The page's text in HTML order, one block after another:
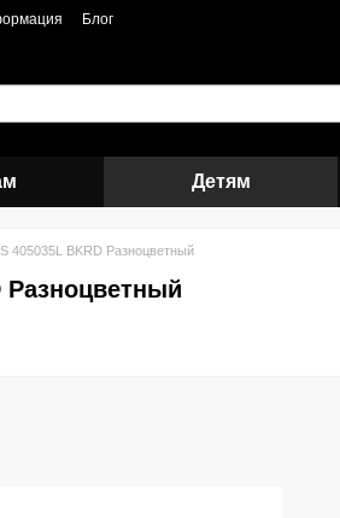
Блог
Детям
405035L BKRD Разноцветный
Разноцветный